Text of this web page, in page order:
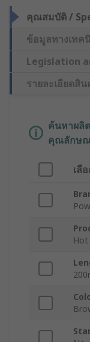
คุณสมบัติ /
ข้อมูลทางเทค
Legislation
รายละเอียดสิ
ค้นหาผลิ
คุณลักษณ
เลื